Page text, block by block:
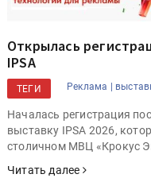
Открылась
IPSA
ТЕГИ Реклама |
Началась регистрация
выставку IPSA 2026,
столичном МВЦ «Крокус
Читать далее